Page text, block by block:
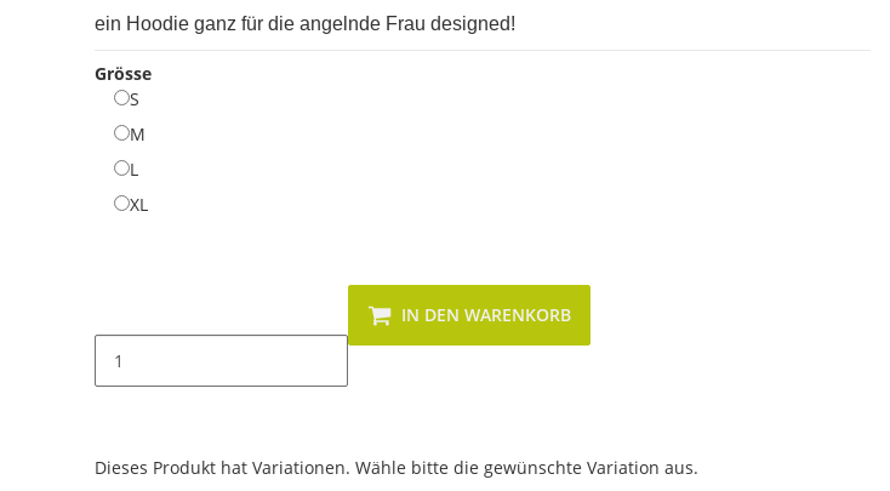
ein Hoodie ganz für die angelnde Frau designed!
Grösse
S
M
L
XL
IN DEN WARENKORB
x
Dieses Produkt hat Variationen. Wähle bitte die gewünschte Variation aus.